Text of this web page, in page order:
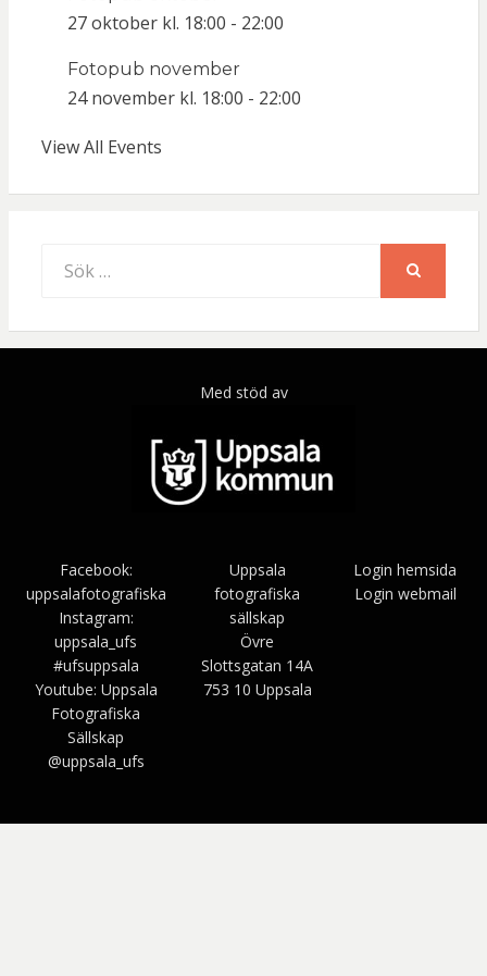
27 oktober kl. 18:00 - 22:00
Fotopub november
24 november kl. 18:00 - 22:00
View All Events
efter:
Med stöd av
Facebook:
uppsalafotografiska
Instagram:
uppsala_ufs
#ufsuppsala
Youtube: Uppsala
Fotografiska
Sällskap
@uppsala_ufs
Uppsala
fotografiska
sällskap
Övre
Slottsgatan 14A
753 10 Uppsala
Login hemsida
Login webmail